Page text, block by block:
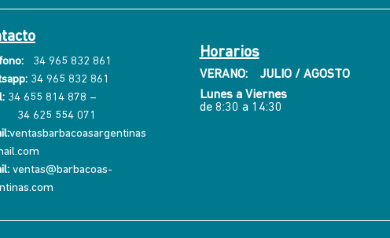
34 965 832 861
34 965 832 861
34 655 814 878 –
34 625 554 071
ventasbarbacoasargentinas
ventas@barbacoas-
Horarios
VERANO: JULIO / AGOSTO
Lunes a Viernes
de 8:30 a 14:30